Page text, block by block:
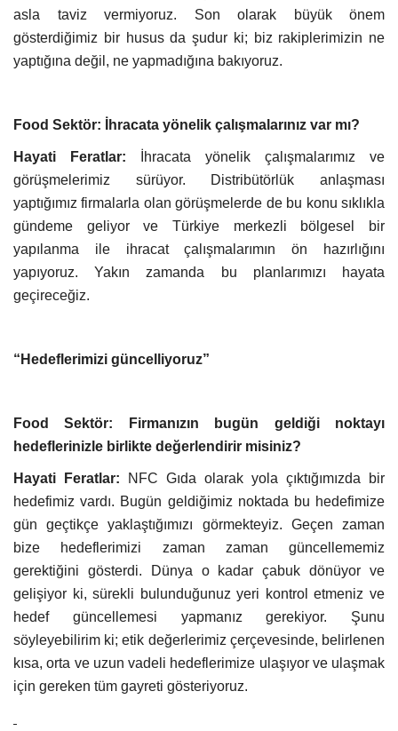
asla taviz vermiyoruz. Son olarak büyük önem
gösterdiğimiz bir husus da şudur ki; biz rakiplerimizin ne
yaptığına değil, ne yapmadığına bakıyoruz.
Food Sektör: İhracata yönelik çalışmalarınız var mı?
Hayati Feratlar: İhracata yönelik çalışmalarımız ve
görüşmelerimiz sürüyor. Distribütörlük anlaşması
yaptığımız firmalarla olan görüşmelerde de bu konu sıklıkla
gündeme geliyor ve Türkiye merkezli bölgesel bir
yapılanma ile ihracat çalışmalarımın ön hazırlığını
yapıyoruz. Yakın zamanda bu planlarımızı hayata
geçireceğiz.
“Hedeflerimizi güncelliyoruz”
Food Sektör: Firmanızın bugün geldiği noktayı
hedeflerinizle birlikte değerlendirir misiniz?
Hayati Feratlar: NFC Gıda olarak yola çıktığımızda bir
hedefimiz vardı. Bugün geldiğimiz noktada bu hedefimize
gün geçtikçe yaklaştığımızı görmekteyiz. Geçen zaman
bize hedeflerimizi zaman zaman güncellememiz
gerektiğini gösterdi. Dünya o kadar çabuk dönüyor ve
gelişiyor ki, sürekli bulunduğunuz yeri kontrol etmeniz ve
hedef güncellemesi yapmanız gerekiyor. Şunu
söyleyebilirim ki; etik değerlerimiz çerçevesinde, belirlenen
kısa, orta ve uzun vadeli hedeflerimize ulaşıyor ve ulaşmak
için gereken tüm gayreti gösteriyoruz.